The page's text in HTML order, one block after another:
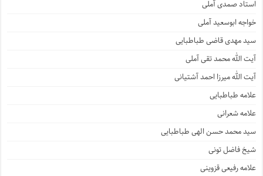
استاد صمدی آملی
خواجه ابوسعید آملی
سید مهدی قاضی طباطبایی
آیت الله محمد تقی آملی
آیت الله میرزا احمد آشتیانی
علامه طباطبایی
علامه شعرانی
سید محمد حسن الهی طباطبایی
شیخ فاضل تونی
علامه رفیعی قزوینی